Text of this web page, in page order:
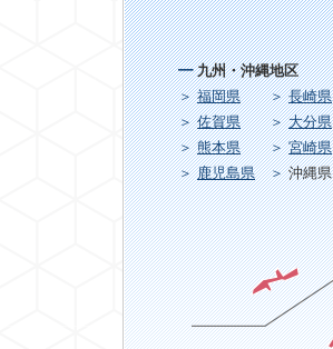
九州・沖縄地区
福岡県
長崎県
佐賀県
大分県
熊本県
宮崎県
鹿児島県
沖縄県